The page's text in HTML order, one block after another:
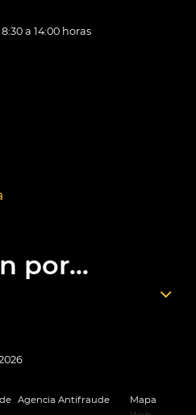
a 14:00 horas
por...
Agencia Antifraude
Mapa